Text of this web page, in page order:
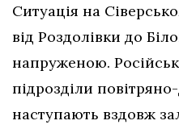
Ситуація на
від Роздолівки до
напруженою.
підрозділи
наступають вздовж